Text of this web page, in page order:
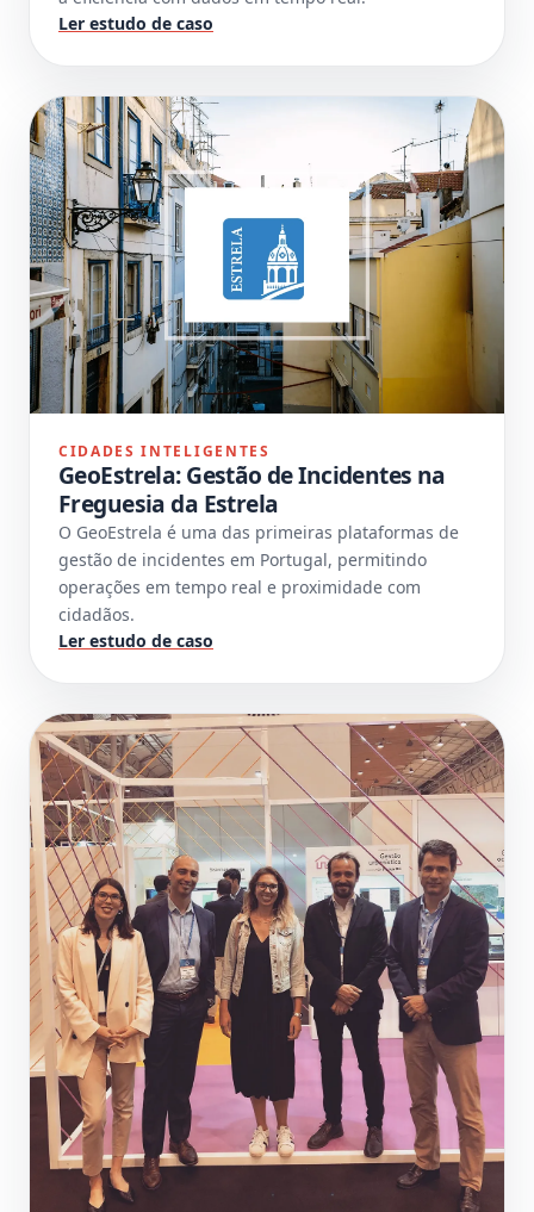
Ler estudo de caso
CIDADES INTELIGENTES
GeoEstrela: Gestão de Incidentes na
Freguesia da Estrela
O GeoEstrela é uma das primeiras plataformas de
gestão de incidentes em Portugal, permitindo
operações em tempo real e proximidade com
cidadãos.
Ler estudo de caso